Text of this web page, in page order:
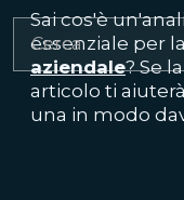
Sai cos'è
essenziale per
aziendale? Se
articolo ti
una in modo